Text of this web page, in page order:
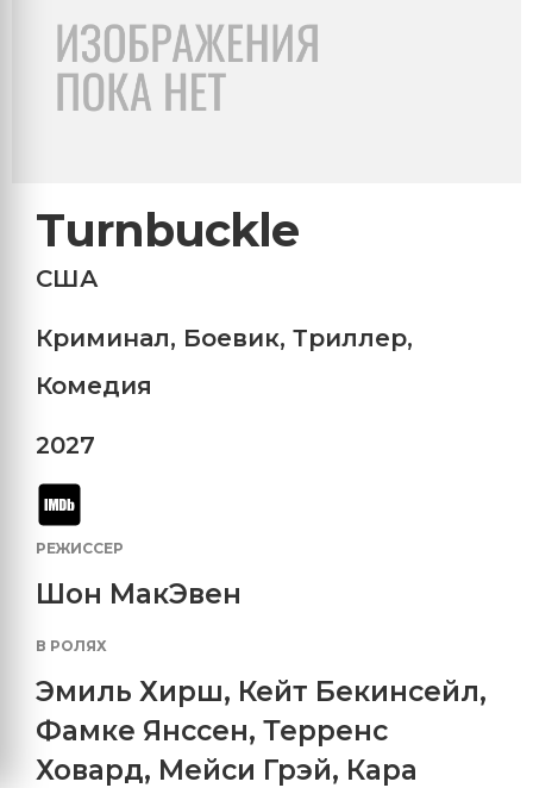
Turnbuckle
США
Криминал, Боевик, Триллер,
Комедия
2027
РЕЖИССЕР
Шон МакЭвен
В РОЛЯХ
Эмиль Хирш, Кейт Бекинсейл,
Фамке Янссен, Терренс
Ховард, Мейси Грэй, Кара